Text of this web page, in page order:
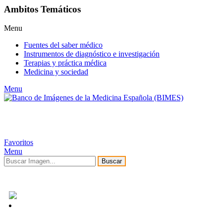
Ambitos Temáticos
Menu
Fuentes del saber médico
Instrumentos de diagnóstico e investigación
Terapias y práctica médica
Medicina y sociedad
Menu
Favoritos
Menu
Buscar